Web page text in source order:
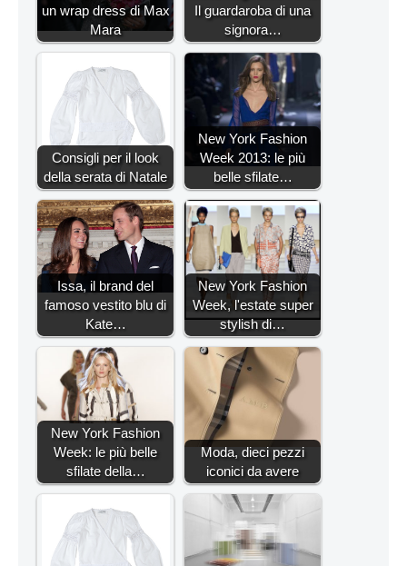
un wrap dress di Max
Mara
Il guardaroba di una
signora…
Consigli per il look
della serata di Natale
New York Fashion
Week 2013: le più
belle sfilate…
Issa, il brand del
famoso vestito blu di
Kate…
New York Fashion
Week, l'estate super
stylish di…
New York Fashion
Week: le più belle
sfilate della…
Moda, dieci pezzi
iconici da avere